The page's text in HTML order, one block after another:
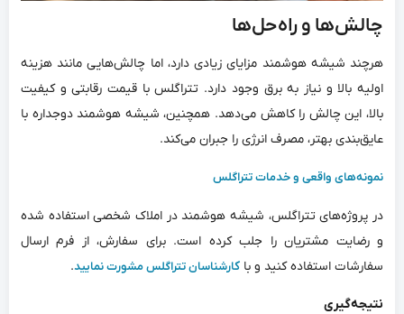
چالش‌ها و راه‌حل‌ها
هرچند شیشه هوشمند مزایای زیادی دارد، اما چالش‌هایی مانند هزینه
اولیه بالا و نیاز به برق وجود دارد. تتراگلس با قیمت رقابتی و کیفیت
بالا، این چالش را کاهش می‌دهد. همچنین، شیشه هوشمند دوجداره با
عایق‌بندی بهتر، مصرف انرژی را جبران می‌کند.
نمونه‌های واقعی و خدمات تتراگلس
در پروژه‌های تتراگلس، شیشه هوشمند در املاک شخصی استفاده شده
و رضایت مشتریان را جلب کرده است. برای سفارش، از فرم ارسال
سفارشات استفاده کنید و با کارشناسان تتراگلس مشورت نمایید.
نتیجه‌گیری